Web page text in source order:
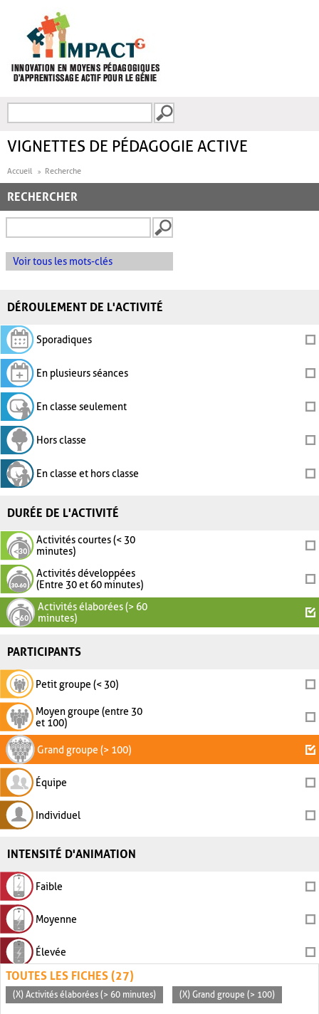
FORMULAIRE DE
VIGNETTES DE PÉDAGOGIE ACTIVE
Accueil Recherche
RECHERCHER
Voir tous les mots-clés
DÉROULEMENT DE L'ACTIVITÉ
Sporadiques
En plusieurs séances
En classe seulement
Hors classe
En classe et hors classe
DURÉE DE L'ACTIVITÉ
Activités courtes (< 30
minutes)
Activités développées
(Entre 30 et 60 minutes)
Activités élaborées (> 60
minutes)
PARTICIPANTS
Petit groupe (< 30)
Moyen groupe (entre 30
et 100)
Grand groupe (> 100)
Équipe
Individuel
INTENSITÉ D'ANIMATION
Faible
Moyenne
Élevée
TOUTES LES FICHES (27)
(X) Activités élaborées (> 60 minutes) (X) Grand groupe (> 100)